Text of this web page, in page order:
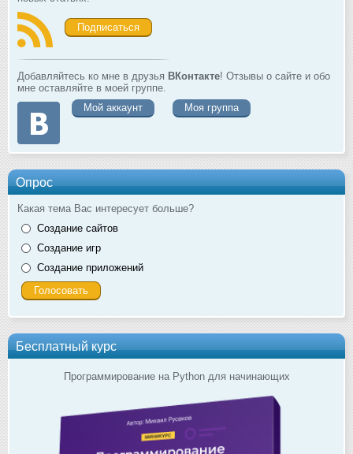
Подписаться
Добавляйтесь ко мне в друзья ВКонтакте! Отзывы о сайте и обо
мне оставляйте в моей группе.
Мой аккаунт
Моя группа
Опрос
Какая тема Вас интересует больше?
Создание сайтов
Создание игр
Создание приложений
Бесплатный курс
Программирование на Python для начинающих